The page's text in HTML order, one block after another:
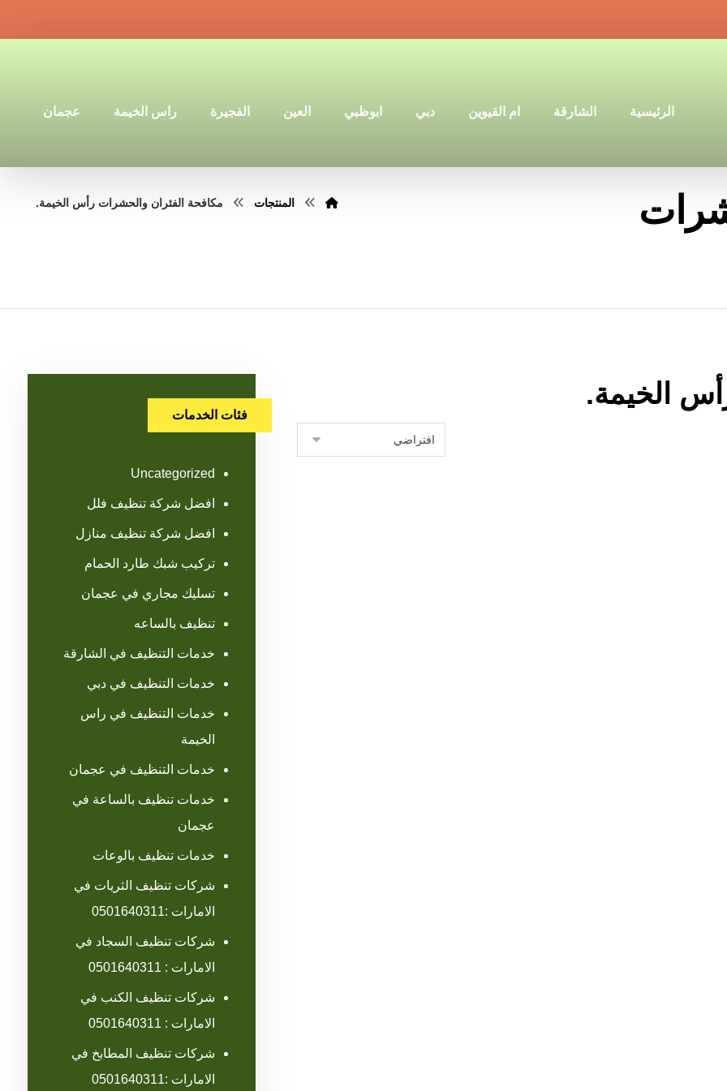
الرئيسية الشارقة ام القيوين دبي ابوظبي العين الفجيرة راس الخيمة عجمان
المنتجات مكافحة الفئران والحشرات رأس الخيمة.
الخيمة.
فئات الخدمات
Uncategorized
افضل شركة تنظيف فلل
افضل شركة تنظيف منازل
تركيب شبك طارد الحمام
تسليك مجاري في عجمان
تنظيف بالساعه
خدمات التنظيف في الشارقة
خدمات التنظيف في دبي
خدمات التنظيف في راس
الخيمة
خدمات التنظيف في عجمان
خدمات تنظيف بالساعة في
عجمان
خدمات تنظيف بالوعات
شركات تنظيف الثريات في
الامارات :0501640311
شركات تنظيف السجاد في
الامارات : 0501640311
شركات تنظيف الكنب في
الامارات : 0501640311
شركات تنظيف المطابخ في
الامارات :0501640311